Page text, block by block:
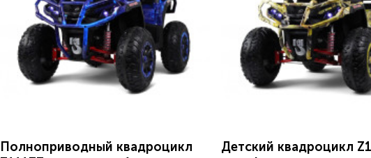
Полноприводный квадроцикл
Детский квадроцикл